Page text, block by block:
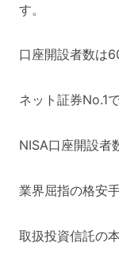
す。
口座開設者数は
ネット証券No.1で
NISA口座開設
業界屈指の格安
取扱投資信託の